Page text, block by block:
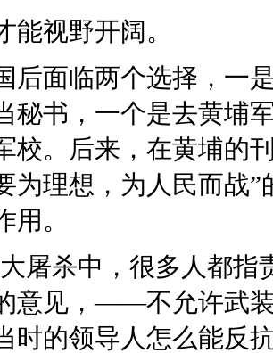
能视野开阔。
后面临两个选择，一
秘书，一个是去黄埔
校。后来，在黄埔的
为理想，为人民而战
用。
大屠杀中，很多人都
意见，——不允许武
时的领导人怎么能反